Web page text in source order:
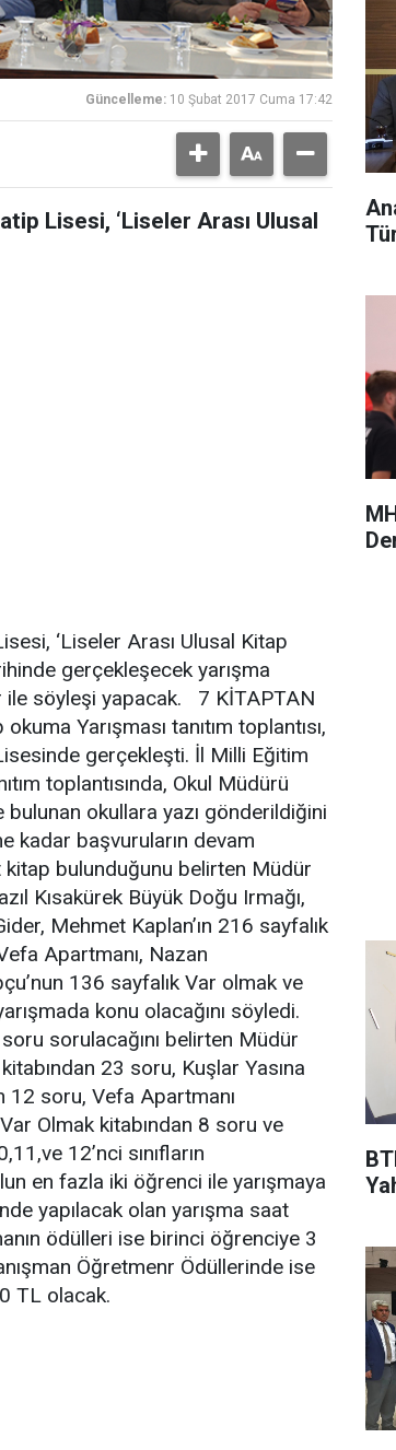
Güncelleme: 10 Şubat 2017 Cuma 17:42
Lisesi, ‘Liseler Arası Ulusal
‘Liseler Arası Ulusal Kitap
gerçekleşecek yarışma
ile söyleşi yapacak. 7 KİTAPTAN
Yarışması tanıtım toplantısı,
gerçekleşti. İl Milli Eğitim
toplantısında, Okul Müdürü
okullara yazı gönderildiğini
kadar başvuruların devam
kitap bulunduğunu belirten Müdür
Kısakürek Büyük Doğu Irmağı,
Mehmet Kaplan’ın 216 sayfalık
Apartmanı, Nazan
136 sayfalık Var olmak ve
konu olacağını söyledi.
sorulacağını belirten Müdür
23 soru, Kuşlar Yasına
12 soru, Vefa Apartmanı
Olmak kitabından 8 soru ve
12’nci sınıfların
en fazla iki öğrenci ile yarışmaya
yapılacak olan yarışma saat
ödülleri ise birinci öğrenciye 3
Öğretmenr Ödüllerinde ise
TL olacak.